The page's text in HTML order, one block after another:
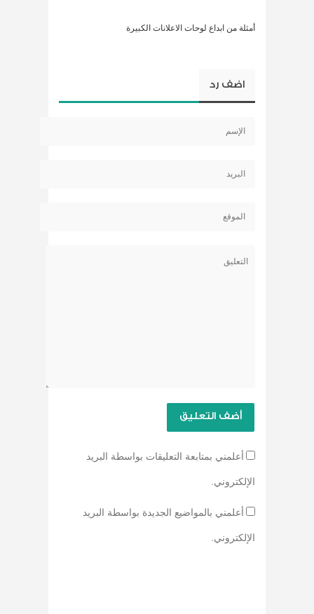
أمثلة من ابداع لوحات الاعلانات الكبيرة
اضف رد
أعلمني بمتابعة التعليقات بواسطة البريد
الإلكتروني.
أعلمني بالمواضيع الجديدة بواسطة البريد
الإلكتروني.